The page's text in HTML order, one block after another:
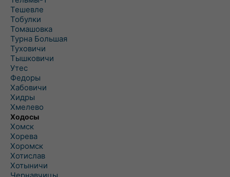
Тешевле
Тобулки
Томашовка
Турна Большая
Туховичи
Тышковичи
Утес
Федоры
Хабовичи
Хидры
Хмелево
Ходосы
Хомск
Хорева
Хоромск
Хотислав
Хотыничи